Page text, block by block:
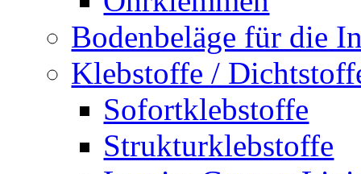
Bodenbeläge für die
Klebstoffe /
Sofortklebstoffe
Strukturklebstoffe